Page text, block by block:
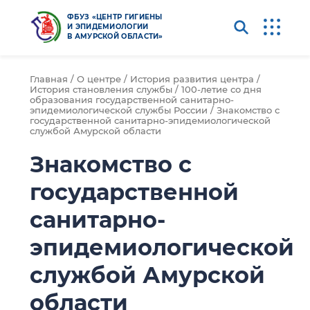
ФБУЗ «ЦЕНТР ГИГИЕНЫ
И ЭПИДЕМИОЛОГИИ
В АМУРСКОЙ ОБЛАСТИ»
Главная / О центре / История развития центра /
История становления службы / 100-летие со дня
образования государственной санитарно-
эпидемиологической службы России / Знакомство с
государственной санитарно-эпидемиологической
службой Амурской области
Знакомство с
государственной
санитарно-
эпидемиологической
службой Амурской
области